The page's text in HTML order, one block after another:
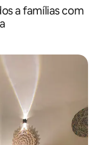
a famílias com